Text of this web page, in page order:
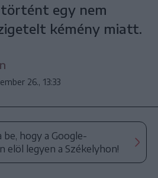
egy nem
kémény miatt.
26., 13:33
hogy a Google-
elöl legyen a Székelyhon!